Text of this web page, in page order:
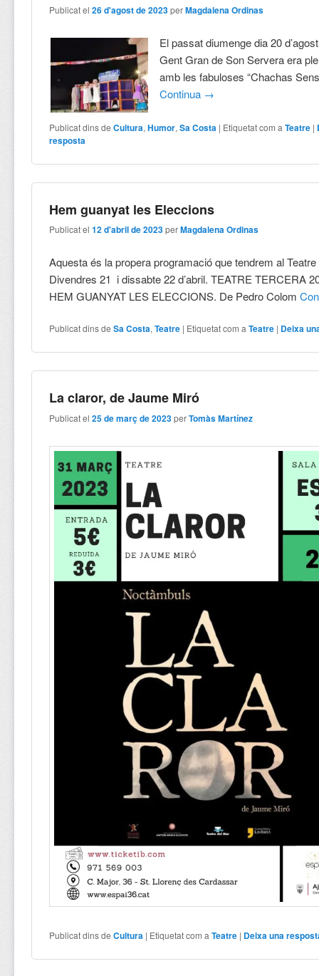
Publicat el26 d'agost de 2023 perMagdalena Ordinas
El passat diumenge dia 20
Gent Gran de Son Servera era
amb les fabuloses “Chachas
Continua →
Publicat dins de Cultura,Humor,Sa Costa | Etiquetat com a Teatre |
resposta
Hem guanyat les Eleccions
Publicat el12 d'abril de 2023 perMagdalena Ordinas
Aquesta és la propera programació que tendrem al Teatre
Divendres 21 i dissabte 22 d’abril. TEATRE TERCERA
HEM GUANYAT LES ELECCIONS. De Pedro Colom
Publicat dins de Sa Costa,Teatre | Etiquetat com a Teatre | Deixa
La claror, de Jaume Miró
Publicat el25 de març de 2023 perTomàs Martínez
Publicat dins de Cultura | Etiquetat com a Teatre | Deixa una